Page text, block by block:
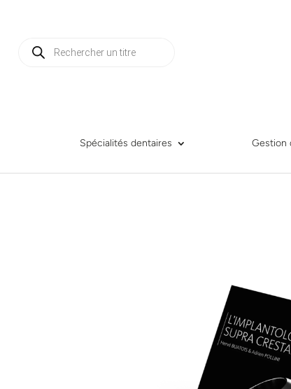
Recherche
Spécialités dentaires Gestion